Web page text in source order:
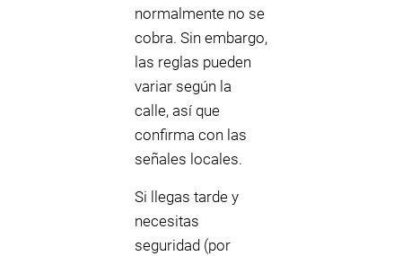
normalmente no se
cobra. Sin embargo,
las reglas pueden
variar según la
calle, así que
confirma con las
señales locales.
Si llegas tarde y
necesitas
seguridad (por